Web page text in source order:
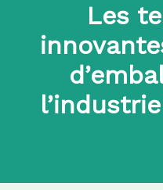
Les